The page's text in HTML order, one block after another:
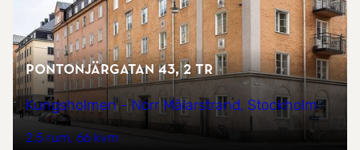
Pontonjärgatan 43, 2 tr
Kungsholmen - Norr Mälarstrand, Stockholm
2,5 rum 66 kvm